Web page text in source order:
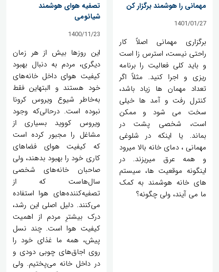
مهمانی را هوشمند برگزار کن
1401/01/27
برگزاری مهمانی اصلاً کار
راحتی نیست، استرس زا است
و باید کلی فعالیت را برنامه
ریزی و اجرا کنید. مثلاً اگر
تعداد مهمان ها زیاد باشد،
کنترل رفت و آمد ها خیلی
سخت می شود و ممکن
است، شخصی پشت در
بماند. یا اینکه در شلوغی
مهمانی ، دمای خانه بالا میرود
و همه عرق میریزند. در
اینگونه موقعیت ها، سیستم
های خانه هوشمند به کمک
ما می آیند، ولی چگونه؟
تصفیه هوای هوشمند
شیائومی
1400/11/23
این روزها بیش از هر زمان
دیگری، مردم به دنبال بهبود
کیفیت هوای داخل خانه‌های
خود هستند و البتهاین فقط
به‌خاطر شیوع ویروس کرونا
نبوده است. درحالی‌که وجود
ویروس کووید بسیاری از
مشاغل را مجبور کرده است
که کیفیت هوای فضاهای
کاری خود را بهبود بدهند، ولی
صاحبان خانه‌های شخصی
سال‌هاست که از
تصفیه‌کننده‌های هوا استفاده
می‌کنند. دلیل اصلی این رشد،
درک بیشترِ مردم از اهمیت
کیفیت هوا است. چند نسل
پیش، همه ما غذای خود را
روی اجاق‌های چوبی دودی و
در داخل خانه می‌پختیم. ولی